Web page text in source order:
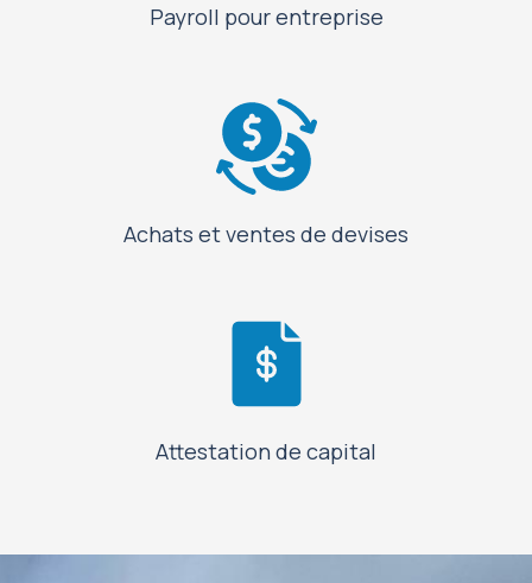
Payroll pour entreprise
Achats et ventes de devises
Attestation de capital